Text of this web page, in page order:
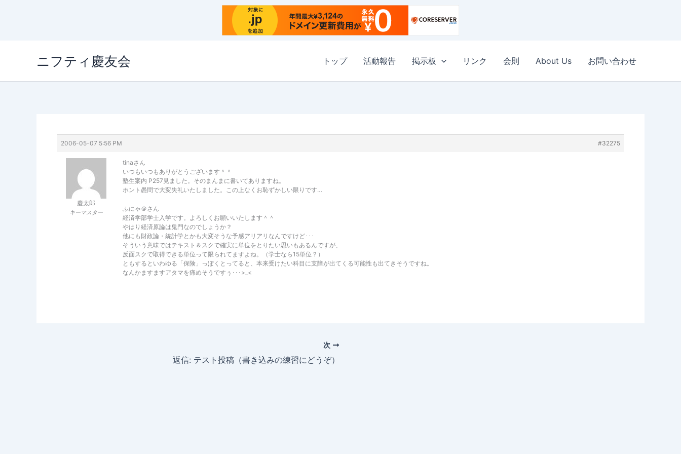
ニフティ慶友会 トップ 活動報告 掲示板 リンク 会則 About Us お問い合わせ
2006-05-07 5:56 PM #32275
慶太郎
キーマスター
tinaさん
いつもいつもありがとうございます＾＾
塾生案内 P257見ました。そのまんまに書いてありますね。
ホント愚問で大変失礼いたしました。この上なくお恥ずかしい限りです…
ふにゃ＠さん
経済学部学士入学です。よろしくお願いいたします＾＾
やはり経済原論は鬼門なのでしょうか？
他にも財政論・統計学とかも大変そうな予感アリアリなんですけど･･･
そういう意味ではテキスト＆スクで確実に単位をとりたい思いもあるんですが、
反面スクで取得できる単位って限られてますよね。（学士なら15単位？）
ともするといわゆる「保険」っぽくとってると、本来受けたい科目に支障が出てくる可能性も出てきそうですね。
なんかますますアタマを痛めそうですぅ･･･>_<
次
返信: テスト投稿（書き込みの練習にどうぞ）